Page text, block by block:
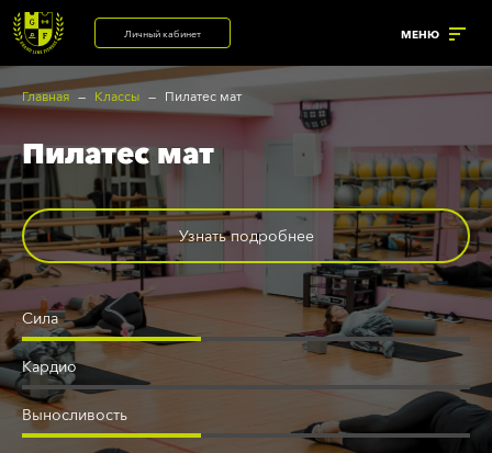
Личный кабинет МЕНЮ
зал
теннис
программы
состава тела
комплекс
Корпоративный фитнес
Солярий с коллагеновыми
лампами
Солярий
Массажный кабинет
Главная Классы Пилатес мат
Пилатес мат
Узнать подробнее
Сила
Кардио
Выносливость